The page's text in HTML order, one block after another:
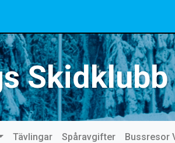
Skidklubb
Tävlingar Spåravgifter Bussresor